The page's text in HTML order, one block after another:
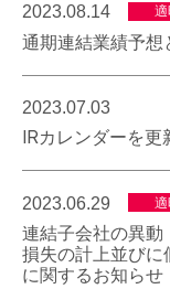
2023.08.14
通期連結業績予想
2023.07.03
IRカレンダーを更
2023.06.29
連結子会社の異動
損失の計上並びに
に関するお知らせ